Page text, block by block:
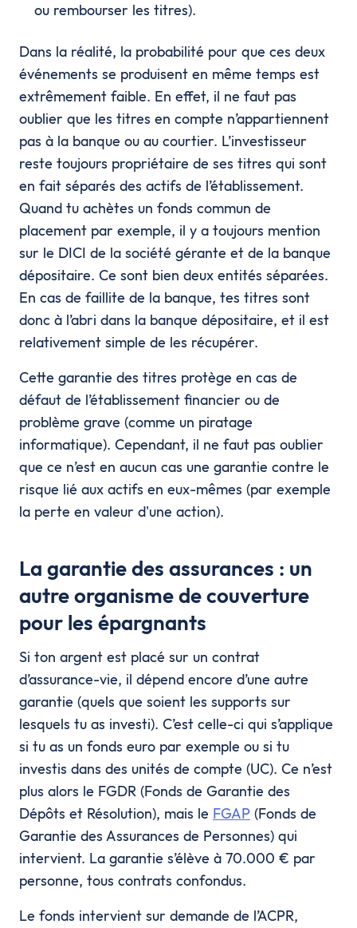
ou rembourser les titres).
Dans la réalité, la probabilité pour que ces deux
événements se produisent en même temps est
extrêmement faible. En effet, il ne faut pas
oublier que les titres en compte n’appartiennent
pas à la banque ou au courtier. L’investisseur
reste toujours propriétaire de ses titres qui sont
en fait séparés des actifs de l’établissement.
Quand tu achètes un fonds commun de
placement par exemple, il y a toujours mention
sur le DICI de la société gérante et de la banque
dépositaire. Ce sont bien deux entités séparées.
En cas de faillite de la banque, tes titres sont
donc à l’abri dans la banque dépositaire, et il est
relativement simple de les récupérer.
Cette garantie des titres protège en cas de
défaut de l’établissement financier ou de
problème grave (comme un piratage
informatique). Cependant, il ne faut pas oublier
que ce n’est en aucun cas une garantie contre le
risque lié aux actifs en eux-mêmes (par exemple
la perte en valeur d'une action).
La garantie des assurances : un
autre organisme de couverture
pour les épargnants
Si ton argent est placé sur un contrat
d’assurance-vie, il dépend encore d’une autre
garantie (quels que soient les supports sur
lesquels tu as investi). C’est celle-ci qui s’applique
si tu as un fonds euro par exemple ou si tu
investis dans des unités de compte (UC). Ce n’est
plus alors le FGDR (Fonds de Garantie des
Dépôts et Résolution), mais le FGAP (Fonds de
Garantie des Assurances de Personnes) qui
intervient. La garantie s’élève à 70.000 € par
personne, tous contrats confondus.
Le fonds intervient sur demande de l’ACPR,